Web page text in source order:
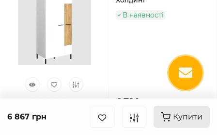
6 867 грн Купити
В наявності
6 720 грн